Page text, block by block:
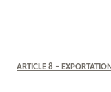
ARTICLE 8 – EXPORTATION